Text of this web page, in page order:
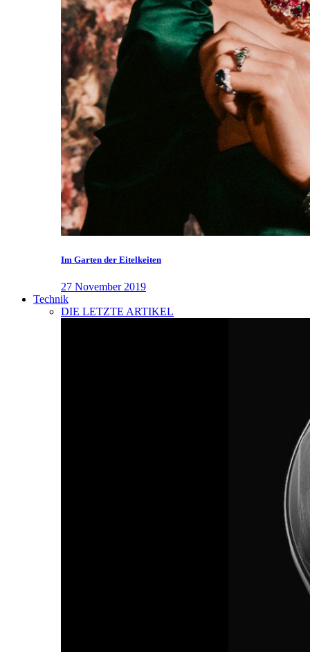
Im Garten der Eitelkeiten
27 November 2019
Technik
DIE LETZTE ARTIKEL